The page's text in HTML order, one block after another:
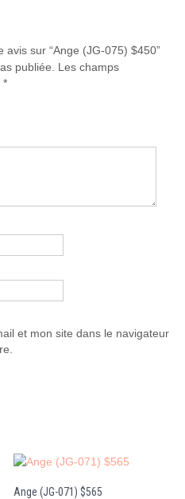
sur “Ange (JG-075) $450”
publiée.
Les champs
*
et mon site dans le navigateur
Ange (JG-071) $565